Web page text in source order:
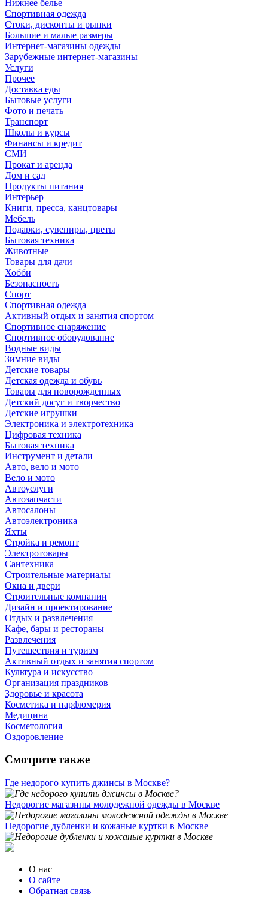
Нижнее белье
Спортивная одежда
Стоки, дисконты и рынки
Большие и малые размеры
Интернет-магазины одежды
Зарубежные интернет-магазины
Услуги
Прочее
Доставка еды
Бытовые услуги
Фото и печать
Транспорт
Школы и курсы
Финансы и кредит
СМИ
Прокат и аренда
Дом и сад
Продукты питания
Интерьер
Книги, пресса, канцтовары
Мебель
Подарки, сувениры, цветы
Бытовая техника
Животные
Товары для дачи
Хобби
Безопасность
Спорт
Спортивная одежда
Активный отдых и занятия спортом
Спортивное снаряжение
Спортивное оборудование
Водные виды
Зимние виды
Детские товары
Детская одежда и обувь
Товары для новорожденных
Детский досуг и творчество
Детские игрушки
Электроника и электротехника
Цифровая техника
Бытовая техника
Инструмент и детали
Авто, вело и мото
Вело и мото
Автоуслуги
Автозапчасти
Автосалоны
Автоэлектроника
Яхты
Стройка и ремонт
Электротовары
Сантехника
Строительные материалы
Окна и двери
Строительные компании
Дизайн и проектирование
Отдых и развлечения
Кафе, бары и рестораны
Развлечения
Путешествия и туризм
Активный отдых и занятия спортом
Культура и искусство
Организация праздников
Здоровье и красота
Косметика и парфюмерия
Медицина
Косметология
Оздоровление
Смотрите также
Где недорого купить джинсы в Москве?
Недорогие магазины молодежной одежды в Москве
Недорогие дубленки и кожаные куртки в Москве
О нас
О сайте
Обратная связь